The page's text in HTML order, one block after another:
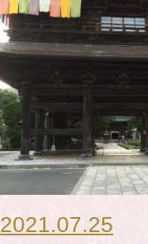
2021.07.25